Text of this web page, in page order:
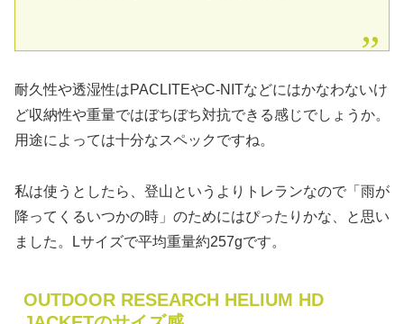
耐久性や透湿性はPACLITEやC-NITなどにはかなわないけ
ど収納性や重量ではぼちぼち対抗できる感じでしょうか。
用途によっては十分なスペックですね。
私は使うとしたら、登山というよりトレランなので「雨が
降ってくるいつかの時」のためにはぴったりかな、と思い
ました。Lサイズで平均重量約257gです。
OUTDOOR RESEARCH HELIUM HD